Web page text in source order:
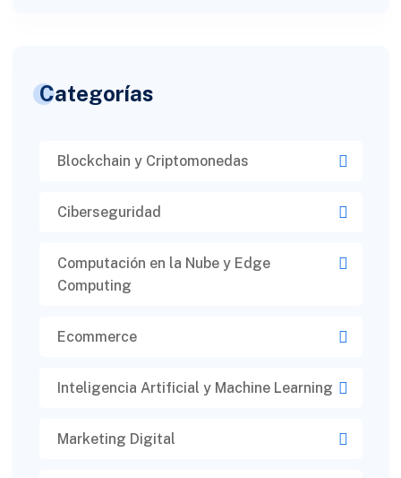
Categorías
Blockchain y Criptomonedas
Ciberseguridad​
Computación en la Nube y Edge
Computing
Ecommerce
Inteligencia Artificial y Machine Learning
Marketing Digital